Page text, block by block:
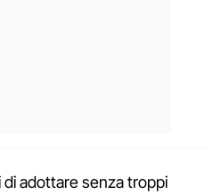
adottare senza troppi